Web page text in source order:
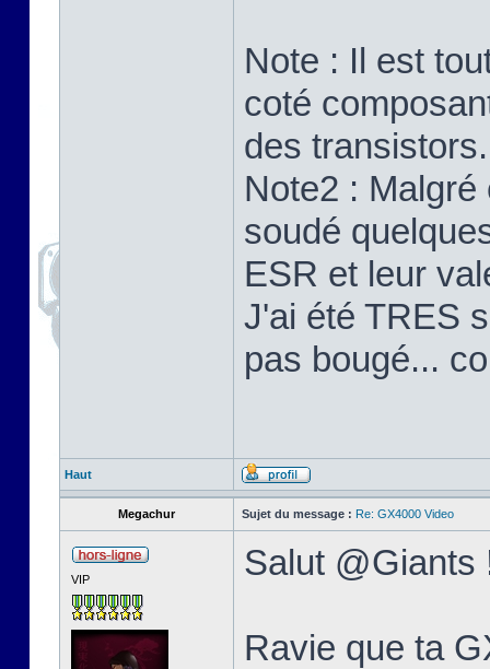
Note : Il est
coté
des transistors.
Note2 :
soudé
ESR et leur
J'ai été TRES
pas bougé...
Haut
Megachur Sujet du message : Re: GX4000 Video
VIP Salut @Giants
Ravie que ta